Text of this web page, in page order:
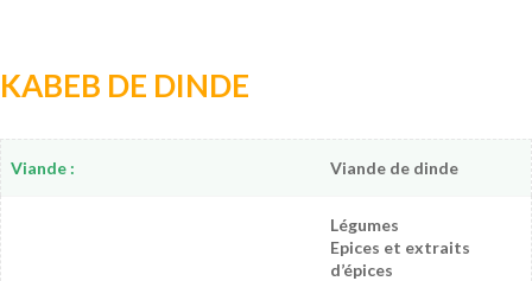
KABEB DE DINDE
Viande : Viande de dinde
Légumes
Epices et extraits
d’épices